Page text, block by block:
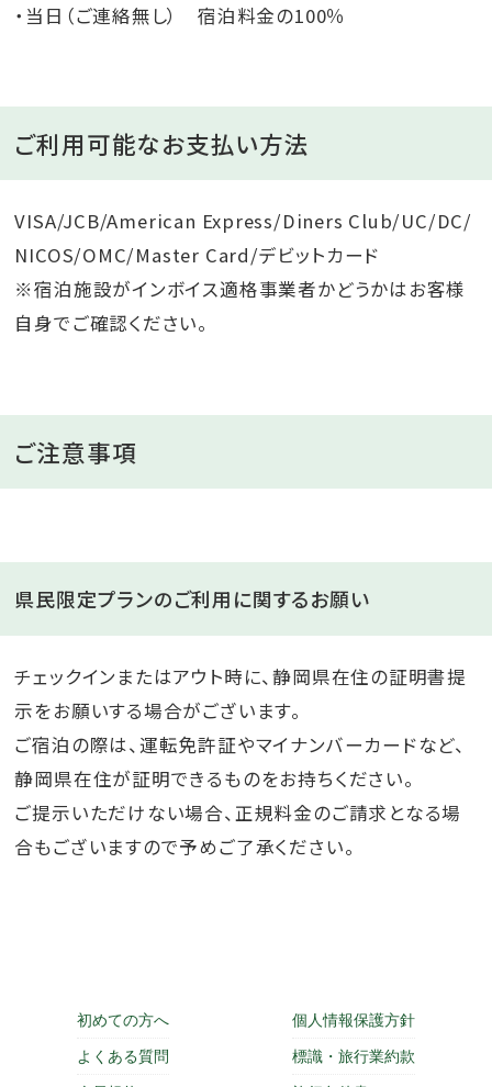
・当日（ご連絡無し） 宿泊料金の100％
ご利用可能なお支払い方法
VISA/JCB/American Express/Diners Club/UC/DC/
NICOS/OMC/Master Card/デビットカード
※宿泊施設がインボイス適格事業者かどうかはお客様
自身でご確認ください。
ご注意事項
県民限定プランのご利用に関するお願い
チェックインまたはアウト時に、静岡県在住の証明書提
示をお願いする場合がございます。
ご宿泊の際は、運転免許証やマイナンバーカードなど、
静岡県在住が証明できるものをお持ちください。
ご提示いただけない場合、正規料金のご請求となる場
合もございますので予めご了承ください。
初めての方へ
よくある質問
個人情報保護方針
標識・旅行業約款